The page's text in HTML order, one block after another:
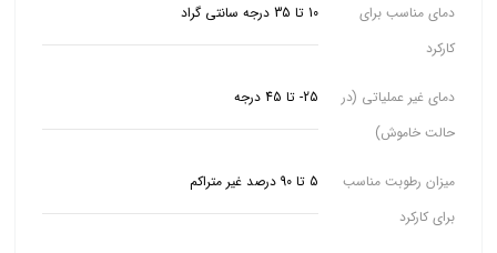
دمای مناسب برای
کارکرد
10 تا 35 درجه سانتی گراد
دمای غیر عملیاتی (در
حالت خاموش)
25- تا 45 درجه
میزان رطوبت مناسب
برای کارکرد
5 تا 90 درصد غیر متراکم